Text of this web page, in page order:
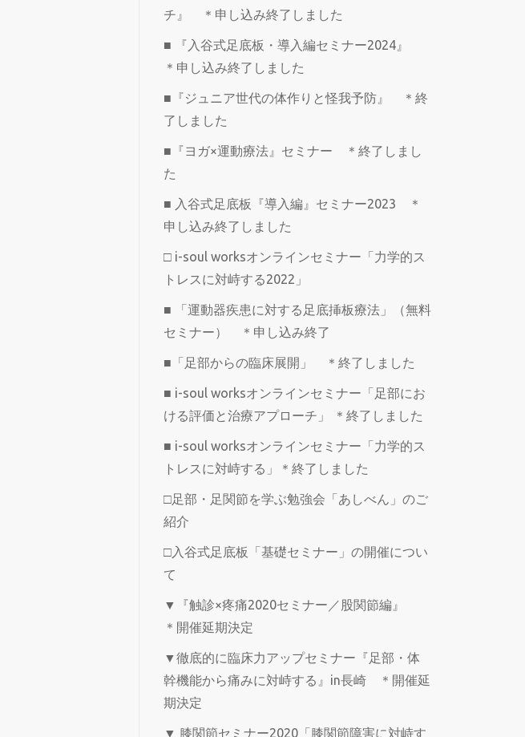
チ』 ＊申し込み終了しました
■ 『入谷式足底板・導入編セミナー2024』
＊申し込み終了しました
■『ジュニア世代の体作りと怪我予防』 ＊終
了しました
■『ヨガ×運動療法』セミナー ＊終了しまし
た
■ 入谷式足底板『導入編』セミナー2023 ＊
申し込み終了しました
□ i-soul worksオンラインセミナー「力学的ス
トレスに対峙する2022」
■ 「運動器疾患に対する足底挿板療法」（無料
セミナー） ＊申し込み終了
■「足部からの臨床展開」 ＊終了しました
■ i-soul worksオンラインセミナー「足部にお
ける評価と治療アプローチ」 ＊終了しました
■ i-soul worksオンラインセミナー「力学的ス
トレスに対峙する」＊終了しました
□足部・足関節を学ぶ勉強会「あしべん」のご
紹介
□入谷式足底板「基礎セミナー」の開催につい
て
▼『触診×疼痛2020セミナー／股関節編』
＊開催延期決定
▼徹底的に臨床力アップセミナー『足部・体
幹機能から痛みに対峙する』in長崎 ＊開催延
期決定
▼ 膝関節セミナー2020「膝関節障害に対峙す